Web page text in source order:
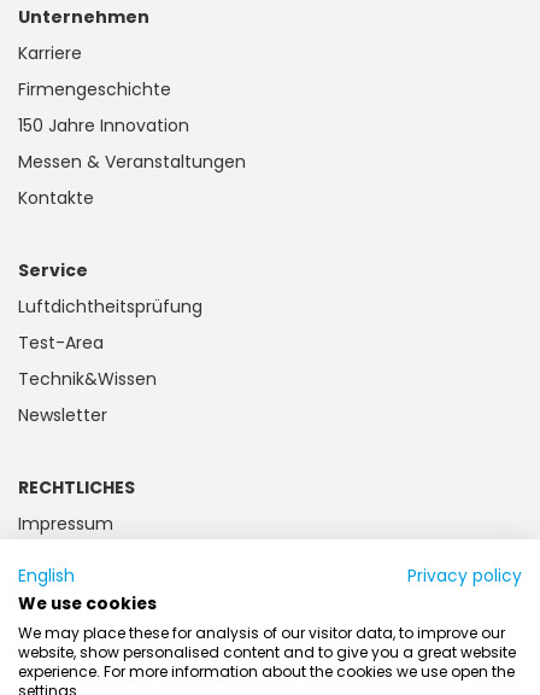
Unternehmen
Karriere
Firmengeschichte
150 Jahre Innovation
Messen & Veranstaltungen
Kontakte
Service
Luftdichtheitsprüfung
Test-Area
Technik&Wissen
Newsletter
RECHTLICHES
Impressum
Kundeninformation
Batteriegesetz
AGB
English
Privacy policy
We use cookies
We may place these for analysis of our visitor data, to improve our
website, show personalised content and to give you a great website
experience. For more information about the cookies we use open the
settings.